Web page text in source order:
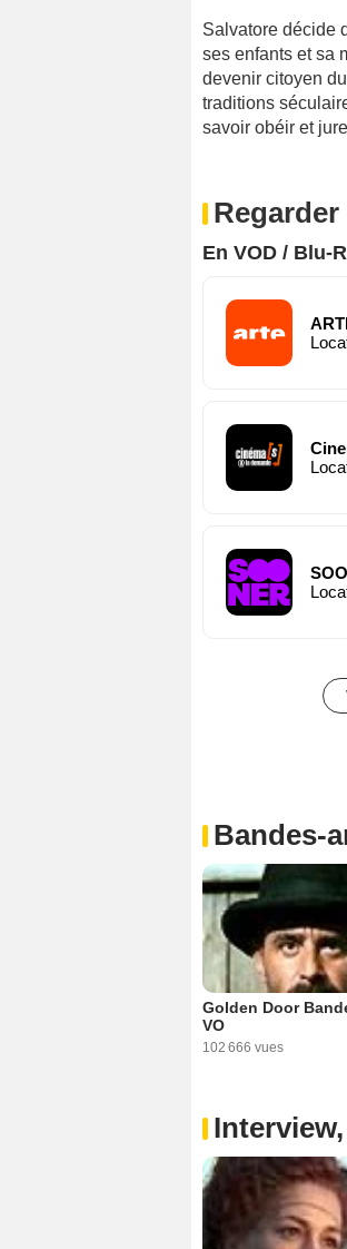
Salvatore décide
ses enfants et sa
devenir citoyen
traditions
savoir obéir et
En VOD / Blu-
Bandes-
Golden Door
VO
102 666 vues